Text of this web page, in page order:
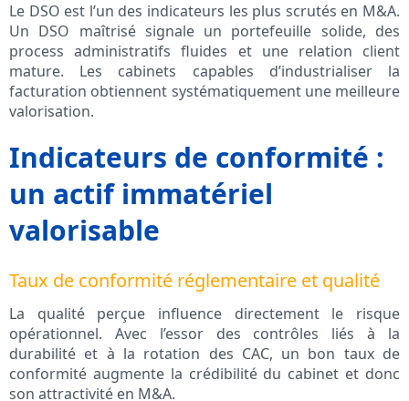
Le DSO est l’un des indicateurs les plus scrutés en M&A.
Un DSO maîtrisé signale un portefeuille solide, des
process administratifs fluides et une relation client
mature. Les cabinets capables d’industrialiser la
facturation obtiennent systématiquement une meilleure
valorisation.
Indicateurs de conformité :
un actif immatériel
valorisable
Taux de conformité réglementaire et qualité
La qualité perçue influence directement le risque
opérationnel. Avec l’essor des contrôles liés à la
durabilité et à la rotation des CAC, un bon taux de
conformité augmente la crédibilité du cabinet et donc
son attractivité en M&A.